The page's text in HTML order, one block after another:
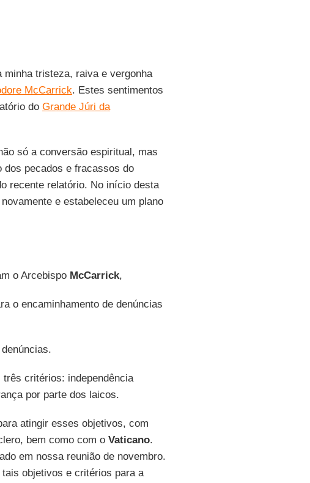
tristeza, raiva e vergonha
McCarrick. Estes sentimentos
do Grande Júri da
só a conversão espiritual, mas
dos pecados e fracassos do
recente relatório. No início desta
e estabeleceu um plano
o Arcebispo McCarrick,
o encaminhamento de denúncias
critérios: independência
por parte dos laicos.
atingir esses objetivos, com
bem como com o Vaticano.
em nossa reunião de novembro.
objetivos e critérios para a